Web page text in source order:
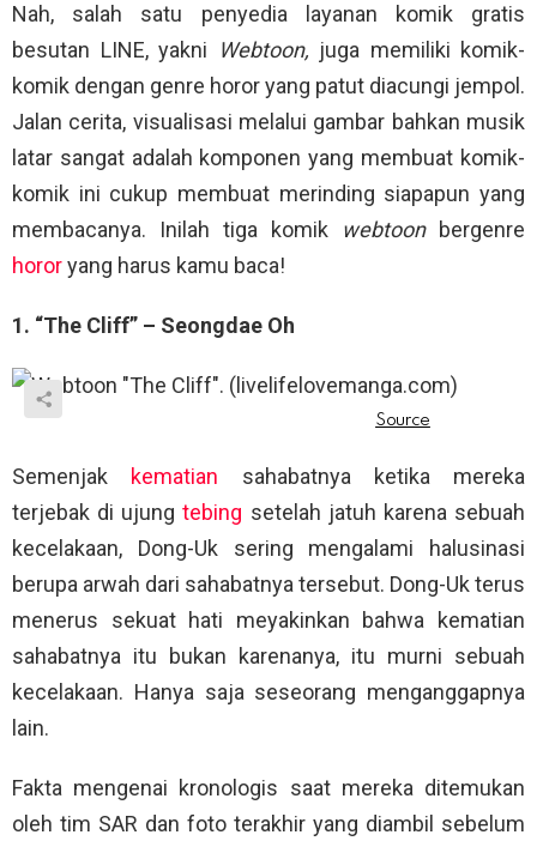
Nah, salah satu penyedia layanan komik gratis
besutan LINE, yakni
Webtoon, juga memiliki komik-
komik dengan genre horor yang patut diacungi jempol.
Jalan cerita, visualisasi melalui gambar bahkan musik
latar sangat adalah komponen yang membuat komik-
komik ini cukup membuat merinding siapapun yang
membacanya. Inilah tiga komik webtoon bergenre
hororyang harus kamu baca!
1. “The Cliff” – Seongdae Oh
Semenjak kematian sahabatnya ketika mereka
terjebak di ujungtebing setelah jatuh karena sebuah
kecelakaan, Dong-Uk sering mengalami halusinasi
berupa arwah dari sahabatnya tersebut. Dong-Uk terus
menerus sekuat hati meyakinkan bahwa kematian
sahabatnya itu bukan karenanya, itu murni sebuah
kecelakaan. Hanya saja seseorang menganggapnya
lain.
Fakta mengenai kronologis saat mereka ditemukan
oleh tim SAR dan foto terakhir yang diambil sebelum